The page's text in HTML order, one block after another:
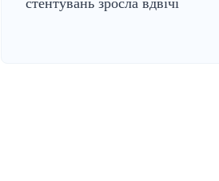
стентувань зросла вдвічі